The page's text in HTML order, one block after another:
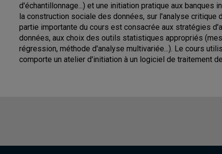
d'échantillonnage...) et une initiation pratique aux
la construction sociale des données, sur l'analyse critique
partie importante du cours est consacrée aux stratégies
données, aux choix des outils statistiques appropriés
régression, méthode d'analyse multivariée...). Le cours
comporte un atelier d'initiation à un logiciel de traitement